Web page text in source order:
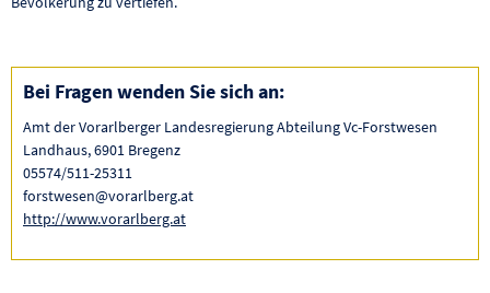
Bei Fragen wenden Sie sich an:
Amt der Vorarlberger Landesregierung Abteilung Vc-Forstwesen
Landhaus, 6901 Bregenz
05574/511-25311
forstwesen@vorarlberg.at
http://www.vorarlberg.at